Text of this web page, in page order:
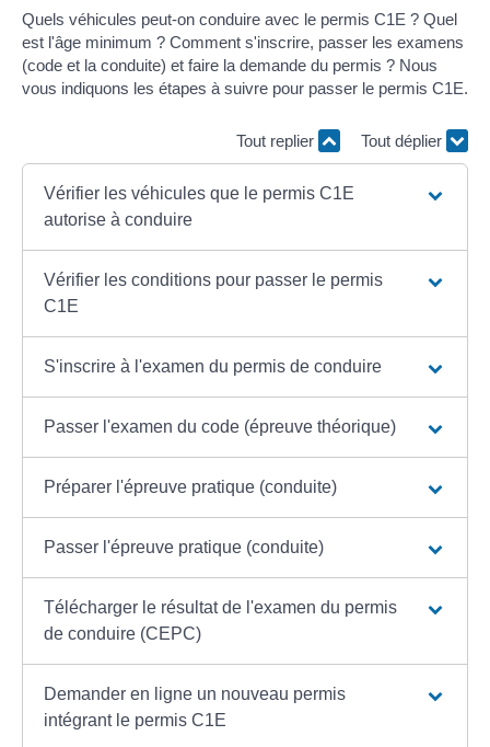
Quels véhicules peut-on conduire avec le permis C1E ? Quel
est l'âge minimum ? Comment s'inscrire, passer les examens
(code et la conduite) et faire la demande du permis ? Nous
vous indiquons les étapes à suivre pour passer le permis C1E.
Tout replier Tout déplier
Vérifier les véhicules que le permis C1E
autorise à conduire
Vérifier les conditions pour passer le permis
C1E
S'inscrire à l'examen du permis de conduire
Passer l'examen du code (épreuve théorique)
Préparer l'épreuve pratique (conduite)
Passer l'épreuve pratique (conduite)
Télécharger le résultat de l'examen du permis
de conduire (CEPC)
Demander en ligne un nouveau permis
intégrant le permis C1E